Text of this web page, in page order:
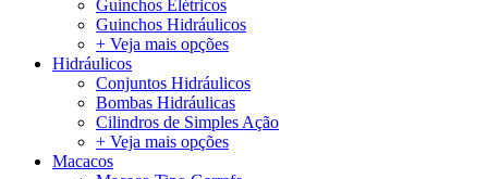
Guinchos Elétricos
Guinchos Hidráulicos
+ Veja mais opções
Hidráulicos
Conjuntos Hidráulicos
Bombas Hidráulicas
Cilindros de Simples Ação
+ Veja mais opções
Macacos